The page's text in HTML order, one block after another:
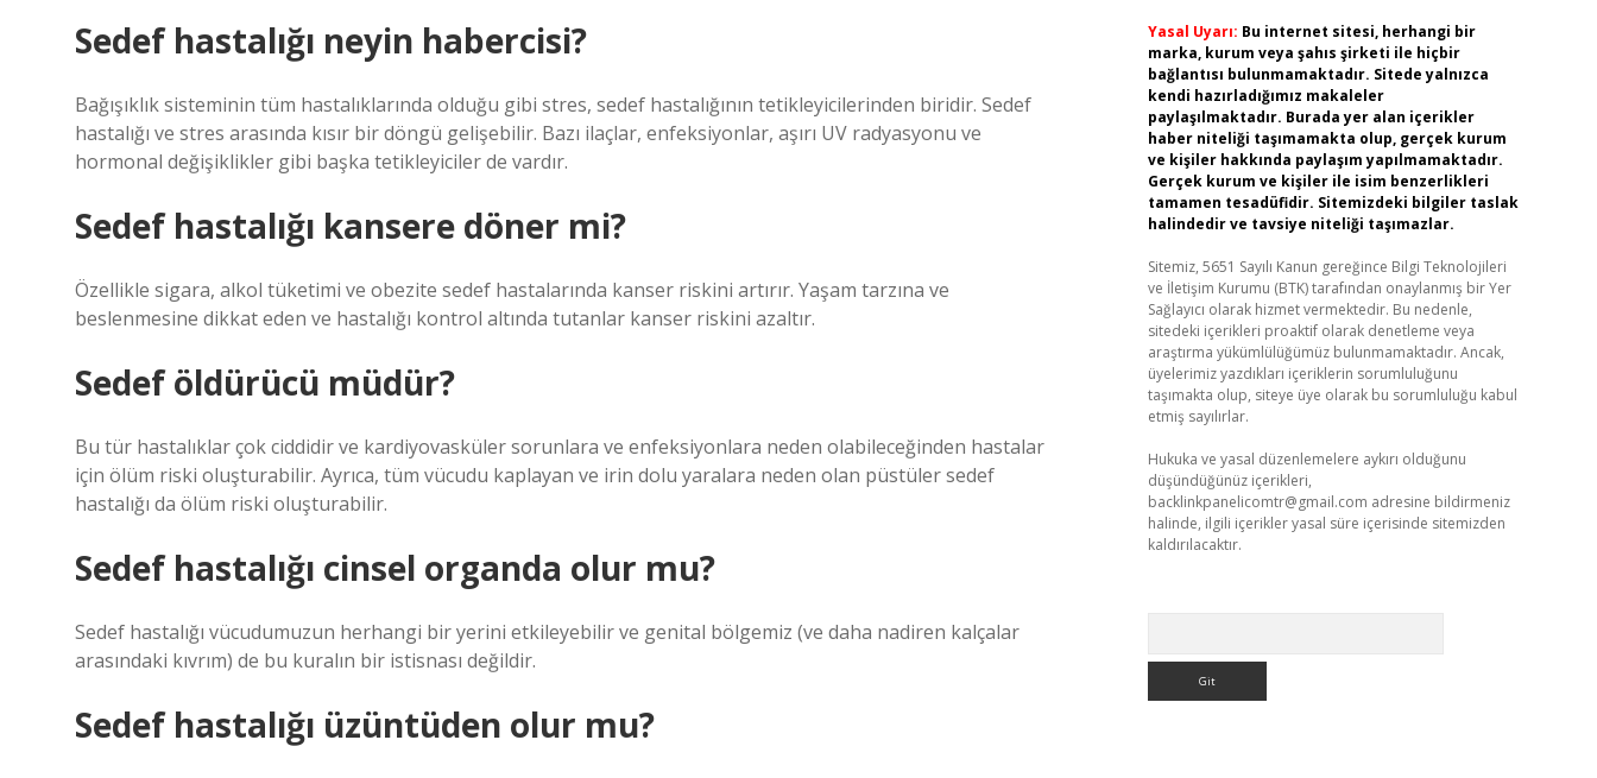
Sedef hastalığı neyin habercisi?
Bağışıklık sisteminin tüm hastalıklarında olduğu gibi stres, sedef hastalığının tetikleyicilerinden biridir. Sedef
hastalığı ve stres arasında kısır bir döngü gelişebilir. Bazı ilaçlar, enfeksiyonlar, aşırı UV radyasyonu ve
hormonal değişiklikler gibi başka tetikleyiciler de vardır.
Sedef hastalığı kansere döner mi?
Özellikle sigara, alkol tüketimi ve obezite sedef hastalarında kanser riskini artırır. Yaşam tarzına ve
beslenmesine dikkat eden ve hastalığı kontrol altında tutanlar kanser riskini azaltır.
Sedef öldürücü müdür?
Bu tür hastalıklar çok ciddidir ve kardiyovasküler sorunlara ve enfeksiyonlara neden olabileceğinden hastalar
için ölüm riski oluşturabilir. Ayrıca, tüm vücudu kaplayan ve irin dolu yaralara neden olan püstüler sedef
hastalığı da ölüm riski oluşturabilir.
Sedef hastalığı cinsel organda olur mu?
Sedef hastalığı vücudumuzun herhangi bir yerini etkileyebilir ve genital bölgemiz (ve daha nadiren kalçalar
arasındaki kıvrım) de bu kuralın bir istisnası değildir.
Sedef hastalığı üzüntüden olur mu?
Yasal Uyarı: Bu internet sitesi, herhangi bir
marka, kurum veya şahıs şirketi ile hiçbir
bağlantısı bulunmamaktadır. Sitede yalnızca
kendi hazırladığımız makaleler
paylaşılmaktadır. Burada yer alan içerikler
haber niteliği taşımamakta olup, gerçek kurum
ve kişiler hakkında paylaşım yapılmamaktadır.
Gerçek kurum ve kişiler ile isim benzerlikleri
tamamen tesadüfidir. Sitemizdeki bilgiler taslak
halindedir ve tavsiye niteliği taşımazlar.
Sitemiz, 5651 Sayılı Kanun gereğince Bilgi Teknolojileri
ve İletişim Kurumu (BTK) tarafından onaylanmış bir Yer
Sağlayıcı olarak hizmet vermektedir. Bu nedenle,
sitedeki içerikleri proaktif olarak denetleme veya
araştırma yükümlülüğümüz bulunmamaktadır. Ancak,
üyelerimiz yazdıkları içeriklerin sorumluluğunu
taşımakta olup, siteye üye olarak bu sorumluluğu kabul
etmiş sayılırlar.
Hukuka ve yasal düzenlemelere aykırı olduğunu
düşündüğünüz içerikleri,
backlinkpanelicomtr@gmail.com adresine bildirmeniz
halinde, ilgili içerikler yasal süre içerisinde sitemizden
kaldırılacaktır.